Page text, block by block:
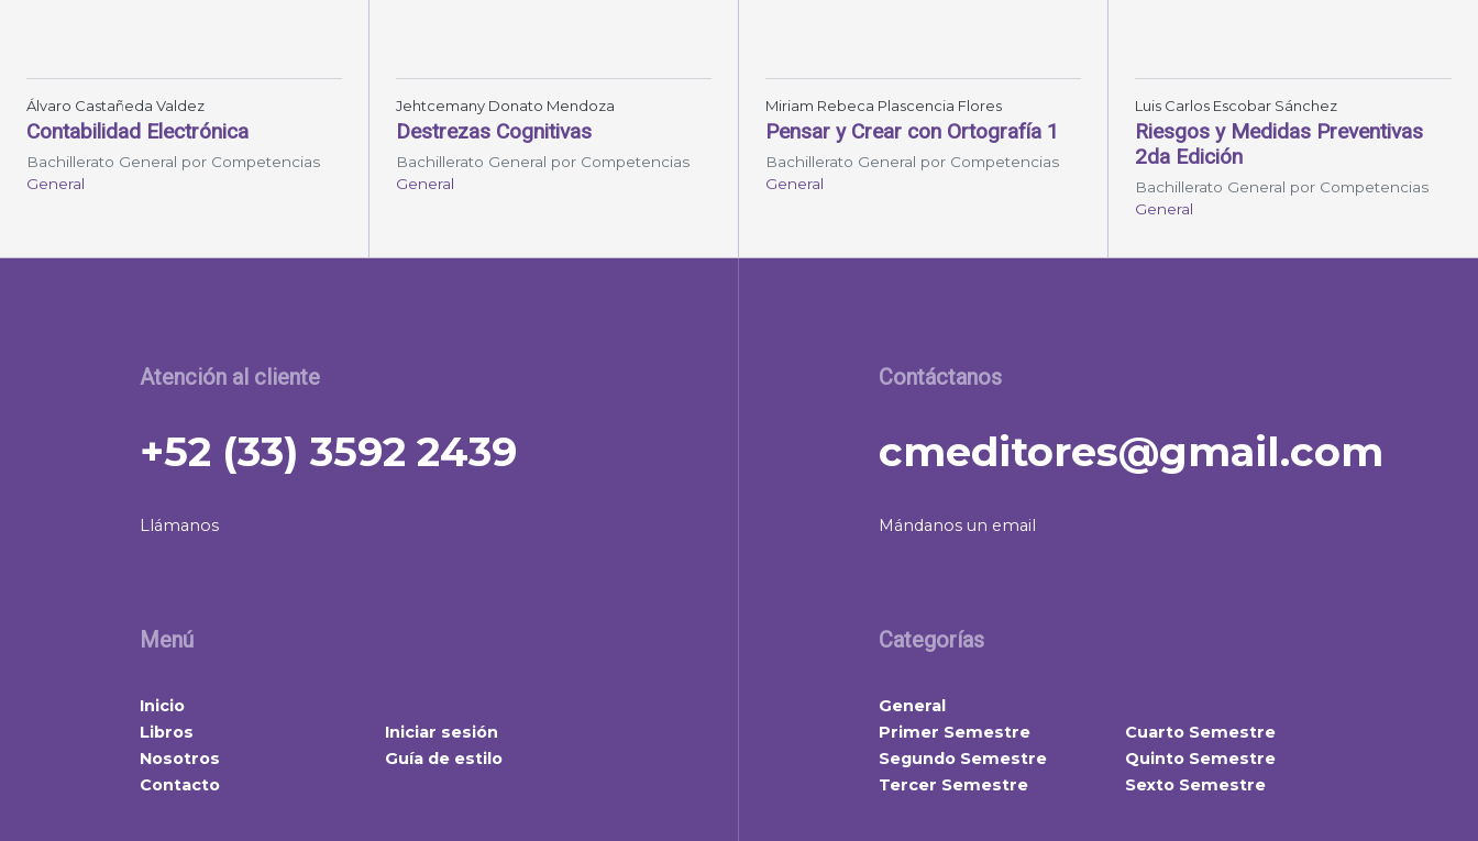
Álvaro Castañeda Valdez
Contabilidad Electrónica
Bachillerato General por Competencias
General
Jehtcemany Donato Mendoza
Destrezas Cognitivas
Bachillerato General por Competencias
General
Miriam Rebeca Plascencia Flores
Pensar y Crear con Ortografía 1
Bachillerato General por Competencias
General
Luis Carlos Escobar Sánchez
Riesgos y Medidas Preventivas
2da Edición
Bachillerato General por Competencias
General
Atención al cliente
+52 (33) 3592 2439
Llámanos
Menú
Inicio
Libros
Nosotros
Contacto
Iniciar sesión
Guía de estilo
Contáctanos
cmeditores@gmail.com
Mándanos un email
Categorías
General
Primer Semestre
Segundo Semestre
Tercer Semestre
Cuarto Semestre
Quinto Semestre
Sexto Semestre